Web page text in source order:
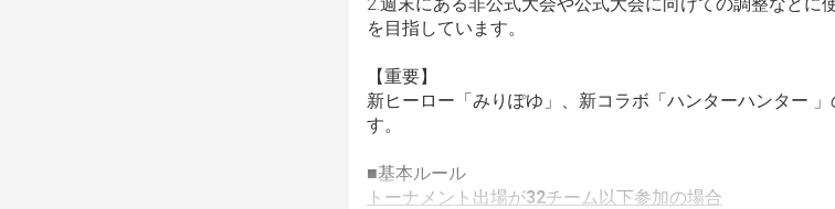
を目指しています。
【重要】
新ヒーロー「みりぽゆ」、新コラボ「ハンターハンター
す。
■基本ルール
トーナメント出場が32チーム以下参加の場合